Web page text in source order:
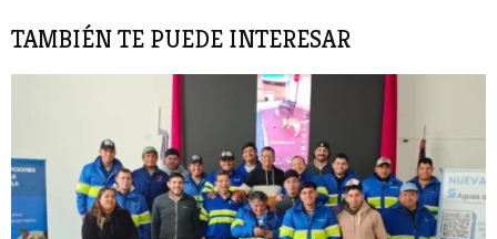
TAMBIÉN TE PUEDE INTERESAR